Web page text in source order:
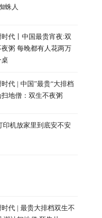
蛛人
时代丨中国最贵宵夜:双
夜粥 每晚都有人花两万
时代 | 中国”最贵“大排档
扫地僧：双生不夜粥
印机放家里到底安不安
时代 | 最贵大排档双生不